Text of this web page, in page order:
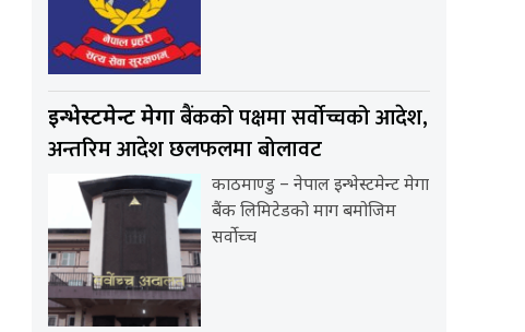
इन्भेस्टमेन्ट मेगाबैंकको पक्षमा सर्वाेच्चको आदेश,
अन्तरिम आदेश छलफलमा बोलावट
काठमाण्डु – नेपाल इन्भेस्टमेन्ट मेगा
बैंक लिमिटेडको माग बमोजिम
सर्वोच्च